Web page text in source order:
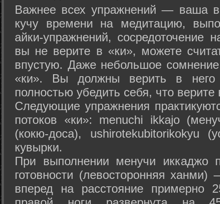
Важнее всех упражнений — ваша
кучу времени на медитацию,
айки-упражнений, сосредоточение
вы не верите в «ки», можете
впустую. Даже небольшое сомнение
«ки». Вы должны верить в
полностью убедить себя, что верите
Следующие упражнения
потоков «ки»: menuchi ikkajo
(кокю-доса), ushiro­tekubitori­kokyu
кувырки.
При выполнении менучи иккаджо
готовности (левосторонняя
вперед на расстояние примерно